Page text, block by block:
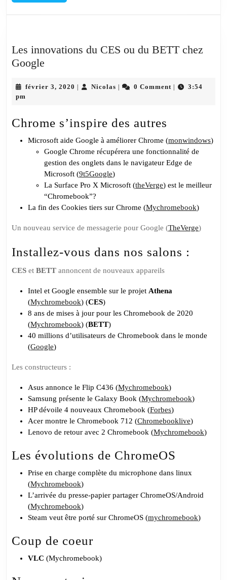
Les innovations du CES ou du BETT chez
Google
du
du
BETT
chez
Google
février 3, 2020 février
| NicolasNicolas
| 0 Comment |
3:54
pm
Chrome s’inspire des autres
Microsoft aide Google à améliorer Chrome (monwindows)
Google Chrome récupérera une fonctionnalité de
gestion des onglets dans le navigateur Edge de
Microsoft (9t5Google)
La Surface Pro X Microsoft (theVerge) est le meilleur
“Chromebook”?
La fin des Cookies tiers sur Chrome (Mychromebook)
Un nouveau service de messagerie pour Google (TheVerge)
Installez-vous dans nos salons :
CES et BETT annoncent de nouveaux appareils
Intel et Google ensemble sur le projet Athena
(Mychromebook) (CES)
8 ans de mises à jour pour les Chromebook de 2020
(Mychromebook) (BETT)
40 millions d’utilisateurs de Chromebook dans le monde
(Google)
Les constructeurs :
Asus annonce le Flip C436 (Mychromebook)
Samsung présente le Galaxy Book (Mychromebook)
HP dévoile 4 nouveaux Chromebook (Forbes)
Acer montre le Chromebook 712 (Chromebooklive)
Lenovo de retour avec 2 Chromebook (Mychromebook)
Les évolutions de ChromeOS
Prise en charge complète du microphone dans linux
(Mychromebook)
L’arrivée du presse-papier partager ChromeOS/Android
(Mychromebook)
Steam veut être porté sur ChromeOS (mychromebook)
Coup de coeur
VLC (Mychromebook)